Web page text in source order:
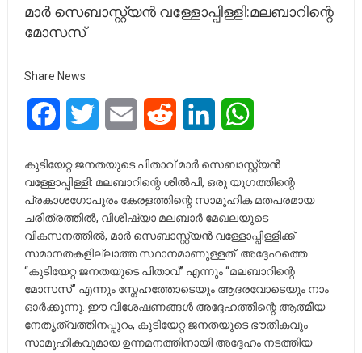
മാർ സെബാസ്റ്റ്യൻ വള്ളോപ്പിള്ളി:മലബാറിന്റെ
മോസസ്
Share News
FacebookTwitter Email Reddit LinkedIn
കുടിയേറ്റ ജനതയുടെ പിതാവ് മാർ സെബാസ്റ്റ്യൻ
വള്ളോപ്പിള്ളി: മലബാറിന്റെ ശിൽപി, ഒരു യുഗത്തിന്റെ
പ്രകാശഗോപുരം കേരളത്തിന്റെ സാമൂഹിക മതപരമായ
ചരിത്രത്തിൽ, വിശിഷ്യാ മലബാർ മേഖലയുടെ
വികസനത്തിൽ, മാർ സെബാസ്റ്റ്യൻ വള്ളോപ്പിള്ളിക്ക്
സമാനതകളില്ലാത്ത സ്ഥാനമാണുള്ളത്. അദ്ദേഹത്തെ
“കുടിയേറ്റ ജനതയുടെ പിതാവ്” എന്നും “മലബാറിന്റെ
മോസസ്” എന്നും സ്നേഹത്തോടെയും ആദരവോടെയും നാം
ഓർക്കുന്നു. ഈ വിശേഷണങ്ങൾ അദ്ദേഹത്തിന്റെ ആത്മീയ
നേതൃത്വത്തിനപ്പുറം, കുടിയേറ്റ ജനതയുടെ ഭൗതികവും
സാമൂഹികവുമായ ഉന്നമനത്തിനായി അദ്ദേഹം നടത്തിയ